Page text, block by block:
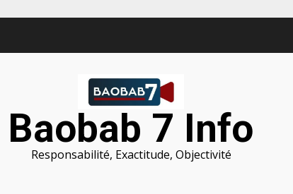
Baobab 7 Info
Responsabilité, Exactitude, Objectivité